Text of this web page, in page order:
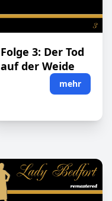
Folge 3: Der Tod
auf der Weide
mehr